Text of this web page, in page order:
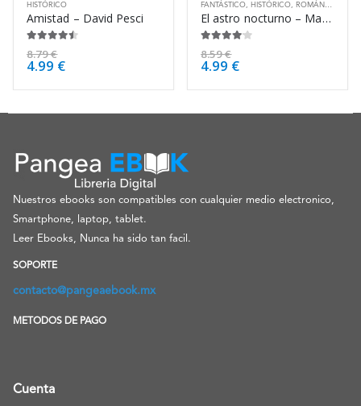
HISTÓRICO
Amistad – David Pesci
8.79€
4.99 €
FANTÁSTICO HISTÓRICO ROMÁNTICO
El astro nocturno – María Gudín
8.59€
4.99 €
Nuestros ebooks son compatibles con cualquier medio electronico,
Smartphone, laptop, tablet.
Leer Ebooks, Nunca ha sido tan facil.
SOPORTE
contacto@pangeaebook.mx
METODOS DE PAGO
Cuenta